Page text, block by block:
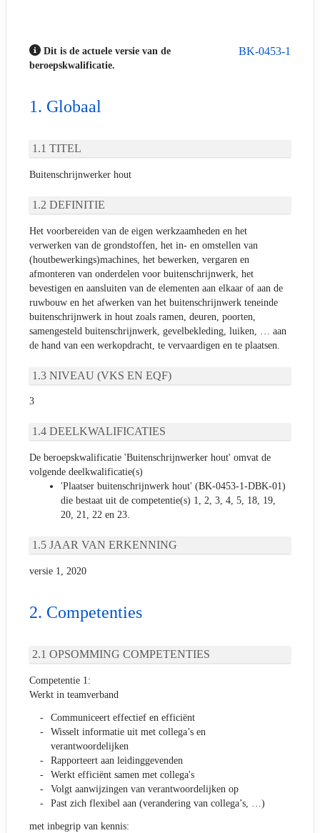
BK-0453-1
Dit is de actuele versie van de
beroepskwalificatie.
Globaal
TITEL
Buitenschrijnwerker hout
DEFINITIE
Het voorbereiden van de eigen werkzaamheden en het
verwerken van de grondstoffen, het in- en omstellen van
(houtbewerkings)machines, het bewerken, vergaren en
afmonteren van onderdelen voor buitenschrijnwerk, het
bevestigen en aansluiten van de elementen aan elkaar of aan de
ruwbouw en het afwerken van het buitenschrijnwerk teneinde
buitenschrijnwerk in hout zoals ramen, deuren, poorten,
samengesteld buitenschrijnwerk, gevelbekleding, luiken, … aan
de hand van een werkopdracht, te vervaardigen en te plaatsen.
NIVEAU (VKS EN EQF)
3
DEELKWALIFICATIES
De beroepskwalificatie 'Buitenschrijnwerker hout' omvat de
volgende deelkwalificatie(s)
'Plaatser buitenschrijnwerk hout' (BK-0453-1-DBK-01)
die bestaat uit de competentie(s) 1, 2, 3, 4, 5, 18, 19,
20, 21, 22 en 23.
JAAR VAN ERKENNING
versie 1, 2020
Competenties
OPSOMMING COMPETENTIES
Competentie 1:
Werkt in teamverband
Communiceert effectief en efficiënt
Wisselt informatie uit met collega’s en
verantwoordelijken
Rapporteert aan leidinggevenden
Werkt efficiënt samen met collega's
Volgt aanwijzingen van verantwoordelijken op
Past zich flexibel aan (verandering van collega’s, …)
met inbegrip van kennis: